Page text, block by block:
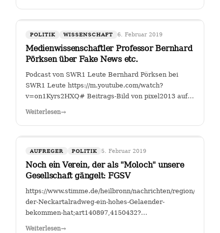
POLITIK WISSENSCHAFT 6. Februar 2019
Medienwissenschaftler Professor Bernhard
Pörksen über Fake News etc.
Podcast von SWR1 Leute Bernhard Pörksen bei
SWR1 Leute https://m.youtube.com/watch?
v=on1Kyrs2HXQ# Beitrags-Bild von pixel2013 auf
Weiterlesen→
AUFREGER POLITIK 5. Februar 2019
Noch ein Verein, der als "Moloch" unsere
Gesellschaft gängelt: FGSV
https://www.stimme.de/heilbronn/nachrichten/region/Warum-
der-Neckartalradweg-ein-hohes-Gelaender-
bekommen-hat;art140897,4150432?
Weiterlesen→